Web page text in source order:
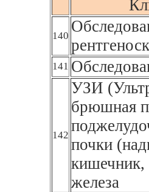
140
141
142
УЗИ
брюшная
почки
кишечник,
железа